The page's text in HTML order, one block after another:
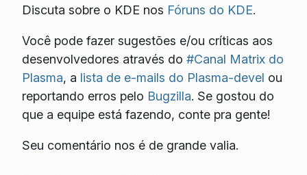
Discuta sobre o KDE nos Fóruns do KDE.
Você pode fazer sugestões e/ou críticas aos
desenvolvedores através do #Canal Matrix do
Plasma, a lista de e-mails do Plasma-devel ou
reportando erros pelo Bugzilla. Se gostou do
que a equipe está fazendo, conte pra gente!
Seu comentário nos é de grande valia.